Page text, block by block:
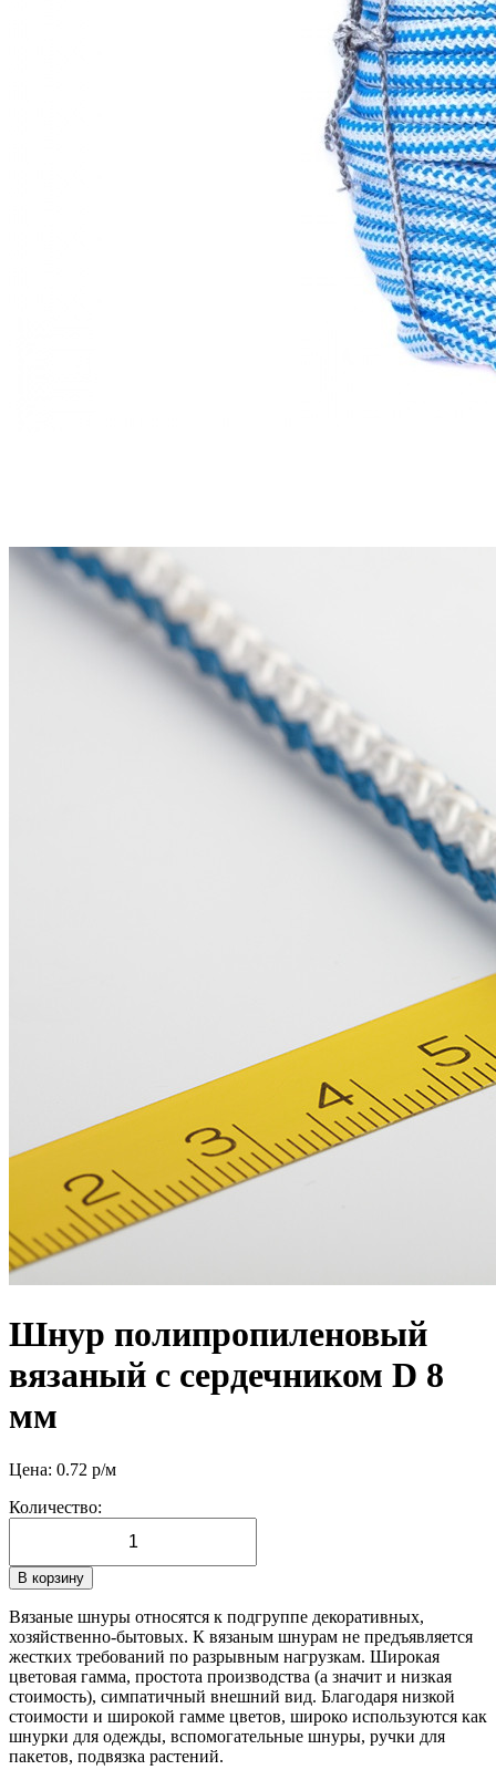
Шнур полипропиленовый
вязаный с сердечником D 8
мм
Цена: 0.72 р/м
Количество:
В корзину
Вязаные шнуры относятся к подгруппе декоративных,
хозяйственно-бытовых. К вязаным шнурам не предъявляется
жестких требований по разрывным нагрузкам. Широкая
цветовая гамма, простота производства (а значит и низкая
стоимость), симпатичный внешний вид. Благодаря низкой
стоимости и широкой гамме цветов, широко используются как
шнурки для одежды, вспомогательные шнуры, ручки для
пакетов, подвязка растений.